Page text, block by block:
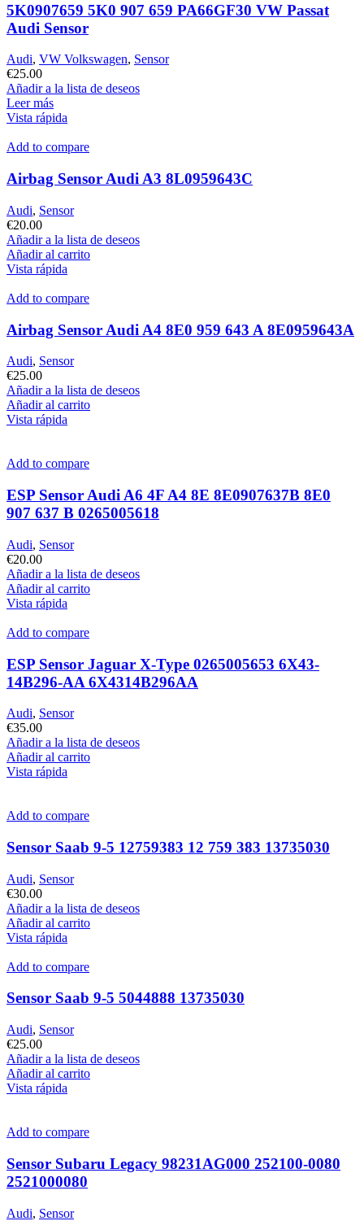
5K0907659 5K0 907 659 PA66GF30 VW Passat
Audi Sensor
Audi, VW Volkswagen, Sensor
€25.00
Añadir a la lista de deseos
Leer más
Vista rápida
Add to compare
Airbag Sensor Audi A3 8L0959643C
Audi, Sensor
€20.00
Añadir a la lista de deseos
Añadir al carrito
Vista rápida
Add to compare
Airbag Sensor Audi A4 8E0 959 643 A 8E0959643A
Audi, Sensor
€25.00
Añadir a la lista de deseos
Añadir al carrito
Vista rápida
Add to compare
ESP Sensor Audi A6 4F A4 8E 8E0907637B 8E0
907 637 B 0265005618
Audi, Sensor
€20.00
Añadir a la lista de deseos
Añadir al carrito
Vista rápida
Add to compare
ESP Sensor Jaguar X-Type 0265005653 6X43-
14B296-AA 6X4314B296AA
Audi, Sensor
€35.00
Añadir a la lista de deseos
Añadir al carrito
Vista rápida
Add to compare
Sensor Saab 9-5 12759383 12 759 383 13735030
Audi, Sensor
€30.00
Añadir a la lista de deseos
Añadir al carrito
Vista rápida
Add to compare
Sensor Saab 9-5 5044888 13735030
Audi, Sensor
€25.00
Añadir a la lista de deseos
Añadir al carrito
Vista rápida
Add to compare
Sensor Subaru Legacy 98231AG000 252100-0080
2521000080
Audi, Sensor